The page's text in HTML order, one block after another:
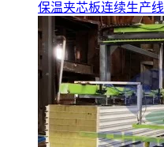
保温夹芯板连续生产线